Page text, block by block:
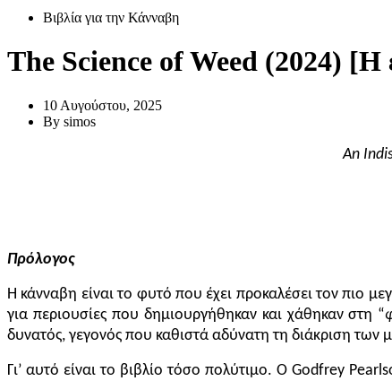
Βιβλία για την Κάνναβη
The Science of Weed (2024) [Η
10 Αυγούστου, 2025
By simos
An
Πρόλογος
Η κάνναβη είναι το φυτό που έχει προκαλέσει τον πιο
για περιουσίες που δημιουργήθηκαν και χάθηκαν στη “
δυνατός, γεγονός που καθιστά αδύνατη τη διάκριση
Γι’ αυτό είναι το βιβλίο τόσο πολύτιμο. Ο Godfrey